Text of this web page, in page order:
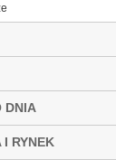
DNIA
I RYNEK